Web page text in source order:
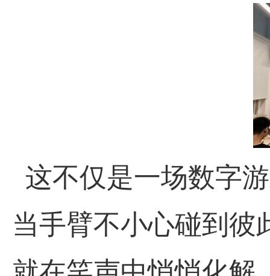
这不仅是一场数字
当手臂不小心碰到彼